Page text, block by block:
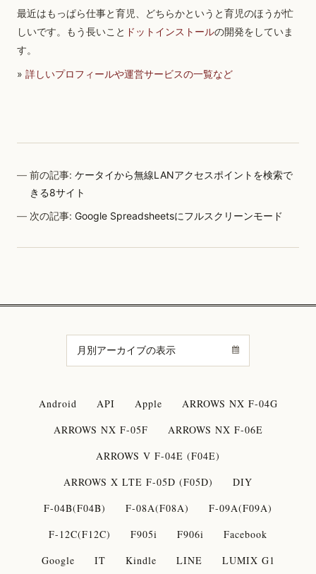
最近はもっぱら仕事と育児、どちらかというと育児のほうが忙
しいです。もう長いこと ドットインストールの開発をしていま
す。
» 詳しいプロフィールや運営サービスの一覧など
前の記事:ケータイから無線LANアクセスポイントを検索で
きる8サイト
次の記事:Google Spreadsheetsにフルスクリーンモード
Android API Apple
ARROWS NX F-04G
ARROWS NX F-05F
ARROWS NX F-06E
ARROWS V F-04E (F04E)
ARROWS X LTE F-05D (F05D)
DIY
F-04B(F04B)
F-08A(F08A)
F-09A(F09A)
F-12C(F12C)
F905i F906i
Facebook
Google
IT Kindle LINE
LUMIX G1